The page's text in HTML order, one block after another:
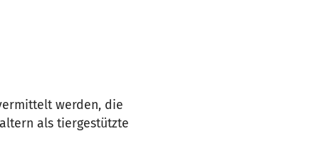
werden, die
als tiergestützte